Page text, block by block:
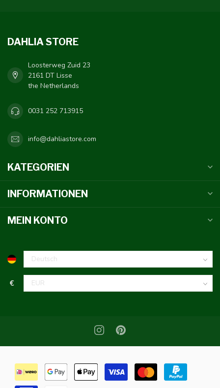
DAHLIA STORE
Loosterweg Zuid 23
2161 DT Lisse
the Netherlands
0031 252 713915
info@dahliastore.com
KATEGORIEN
INFORMATIONEN
MEIN KONTO
€